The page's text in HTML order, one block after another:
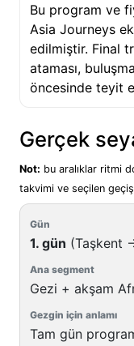
Bu program ve
Asia Journeys
edilmiştir. Final
ataması,
öncesinde teyit
Gerçek
Not: bu aralıklar ritmi
takvimi ve seçilen geçiş
1. gün (Taşkent
Gezi + akşam
Tam gün